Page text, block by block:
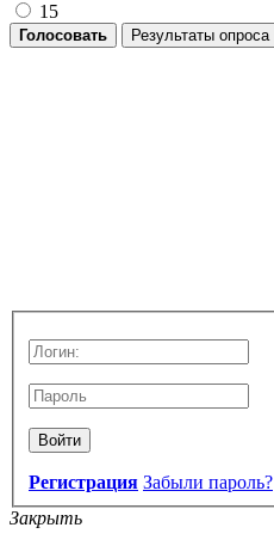
15
Голосовать Результаты опроса
Войти
Регистрация Забыли пароль?
Закрыть